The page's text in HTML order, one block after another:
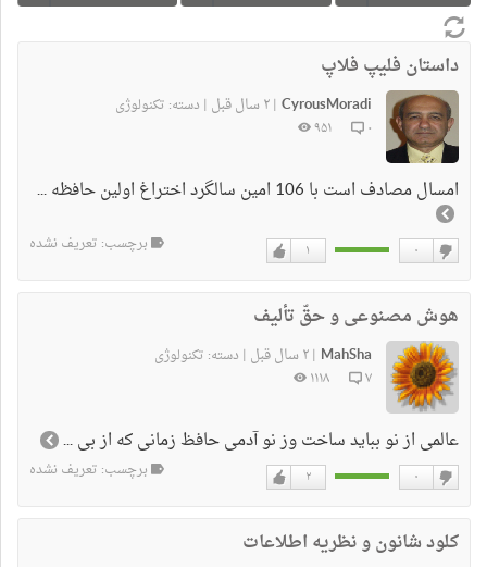
داستان فلیپ فلاپ
CyrousMoradi
|۲ سال قبل | دسته: تکنولوژی
۰
۹۵۱
امسال مصادف است با 106 امین سالگرد اختراغ اولین حافظه ...
دارم
۱ ۰ برچسب: تعریف نشده
هوش مصنوعی و حقّ تألیف
MahSha
|۲ سال قبل | دسته: تکنولوژی
۷
۱۱۱۸
عالمی از نو بباید ساخت وز نو آدمی حافظ زمانی که از بی ...
۲ ۰ برچسب: تعریف نشده
کلود شانون و نظریه اطلاعات